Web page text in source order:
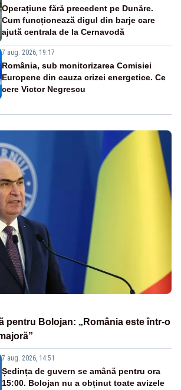
Operațiune fără precedent pe Dunăre.
Cum funcționează digul din barje care
ajută centrala de la Cernavodă
7 aug. 2026, 19:17
România, sub monitorizarea Comisiei
Europene din cauza crizei energetice. Ce
cere Victor Negrescu
pentru Bolojan: „România este într-o
7 aug. 2026, 14:51
Ședința de guvern se amână pentru ora
15:00. Bolojan nu a obținut toate avizele